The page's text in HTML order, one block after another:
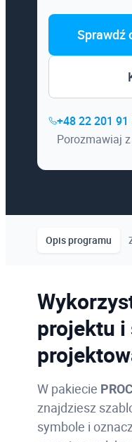
Sprawdź
+48 22 201 91
Porozmawiaj
Opis programu
projektu i
W pakiecie
znajdziesz
symbole i